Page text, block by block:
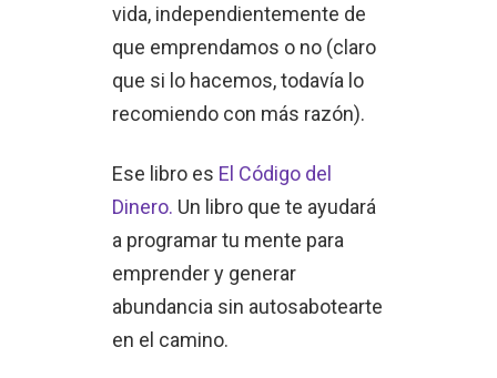
vida, independientemente de
que emprendamos o no (claro
que si lo hacemos, todavía lo
recomiendo con más razón).
Ese libro es El Código del
Dinero. Un libro que te ayudará
a programar tu mente para
emprender y generar
abundancia sin autosabotearte
en el camino.